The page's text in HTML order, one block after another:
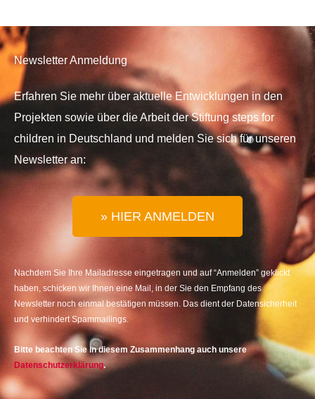
Newsletter Anmeldung
Erfahren Sie mehr über aktuelle Entwicklungen in den
Projekten sowie über die Arbeit der Stiftung steps for
children in Deutschland und melden Sie sich für unseren
Newsletter an:
» HIER ANMELDEN
Nachdem Sie Ihre Mailadresse eingetragen und auf “Anmelden” geklickt
haben, schicken wir Ihnen eine Mail, in der Sie den Empfang des
Newsletter noch einmal bestätigen müssen. Das dient der Datensicherheit
und verhindert Spammailings.
Bitte beachten Sie in diesem Zusammenhang auch unsere
Datenschutzerklärung.